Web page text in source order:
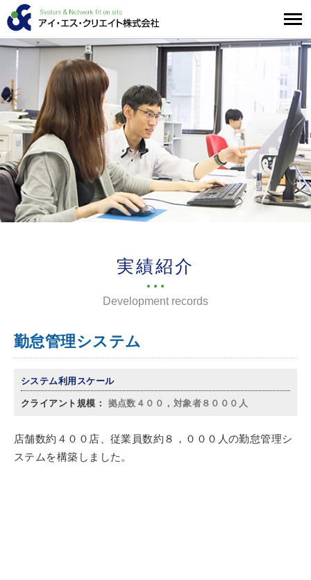
実績紹介
Development records
勤怠管理システム
システム利用スケール
拠点数４００，対象者８０００人
店舗数約４００店、従業員数約８，０００人の勤怠管理シ
ステムを構築しました。